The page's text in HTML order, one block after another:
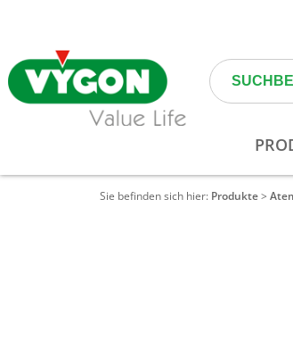
Sie befinden sich hier: Produkte>